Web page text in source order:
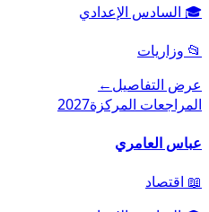
🎓 السادس الإعدادي
📂 وزاريات
عرض التفاصيل←
المراجعات المركزة2027
عباس العامري
📖 اقتصاد